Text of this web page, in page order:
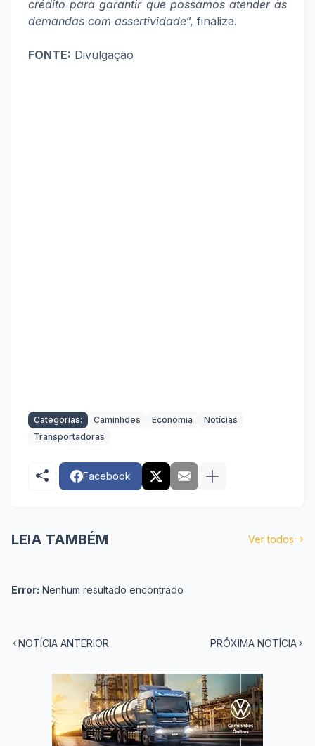
crédito para garantir que possamos atender às
demandas com assertividade”, finaliza.
FONTE: Divulgação
Categorias: Caminhões Economia
Notícias
Transportadoras
Facebook
LEIA TAMBÉM Ver todos
Error: Nenhum resultado encontrado
NOTÍCIA ANTERIOR PRÓXIMA NOTÍCIA